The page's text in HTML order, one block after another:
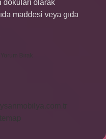
olarak
maddesi veya gıda
Yorum Bırak